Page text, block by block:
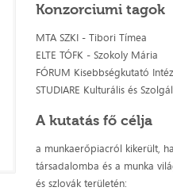
Konzorciumi tagok
MTA SZKI - Tibori Tímea
ELTE TÓFK - Szokoly Mária
FÓRUM Kisebbségkutató
STUDIARE Kulturális és
A kutatás fő célja
a munkaerőpiacról kikerült,
társadalomba és a munka
és szlovák területén: